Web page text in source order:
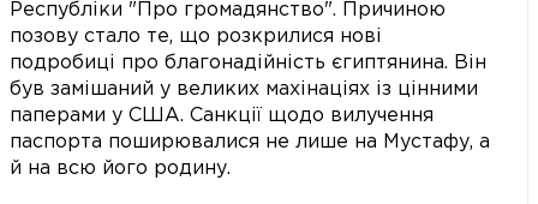
Республіки "Про громадянство". Причиною
позову стало те, що розкрилися нові
подробиці про благонадійність єгиптянина. Він
був замішаний у великих махінаціях із цінними
паперами у США. Санкції щодо вилучення
паспорта поширювалися не лише на Мустафу, а
й на всю його родину.